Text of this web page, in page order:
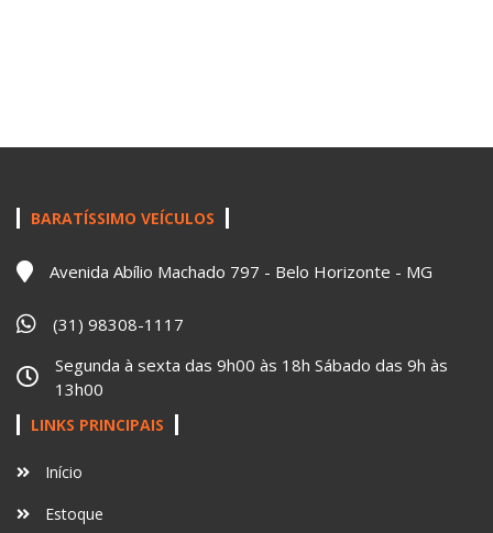
BARATÍSSIMO VEÍCULOS
Avenida Abílio Machado 797 - Belo Horizonte - MG
(31) 98308-1117
Segunda à sexta das 9h00 às 18h Sábado das 9h às
13h00
LINKS PRINCIPAIS
Início
Estoque